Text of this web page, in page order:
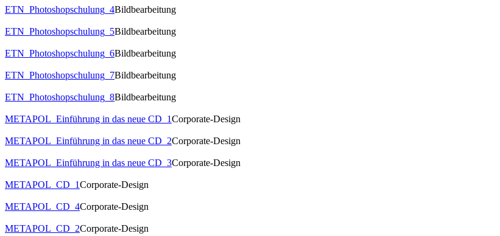
ETN_Photoshopschulung_4Bildbearbeitung
ETN_Photoshopschulung_5Bildbearbeitung
ETN_Photoshopschulung_6Bildbearbeitung
ETN_Photoshopschulung_7Bildbearbeitung
ETN_Photoshopschulung_8Bildbearbeitung
METAPOL_Einführung in das neue CD_1Corporate-Design
METAPOL_Einführung in das neue CD_2Corporate-Design
METAPOL_Einführung in das neue CD_3Corporate-Design
METAPOL_CD_1Corporate-Design
METAPOL_CD_4Corporate-Design
METAPOL_CD_2Corporate-Design